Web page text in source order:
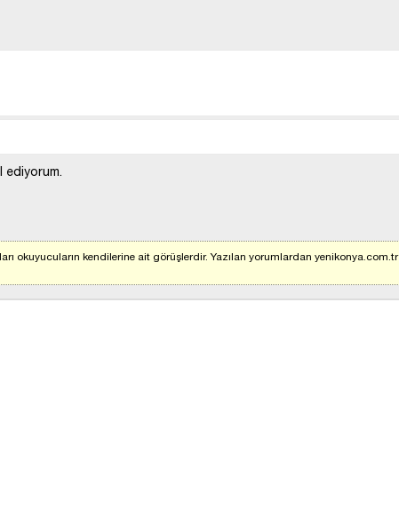
ediyorum.
okuyucuların kendilerine ait görüşlerdir. Yazılan yorumlardan yenikonya.com.tr